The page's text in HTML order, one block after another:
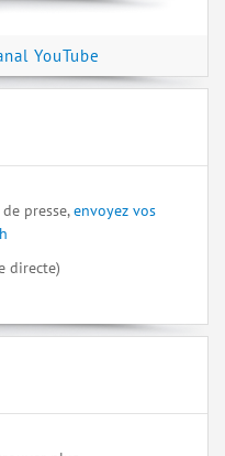
YouTube
presse,envoyez vos
directe)